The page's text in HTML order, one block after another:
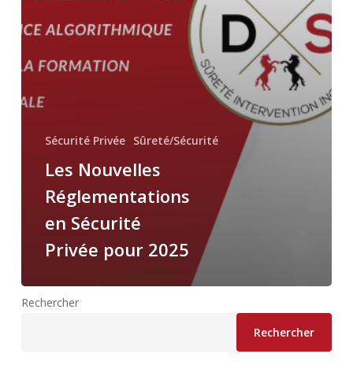
Sécurité Privée Sûreté/Sécurité
Les Nouvelles
Réglementations
en Sécurité
Privée pour 2025
Rechercher
Rechercher